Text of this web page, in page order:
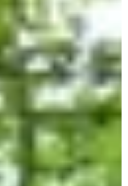
sobre todo, una buena
noche.
un poco peludo (¡sí,
la asociaciónUne
es aún más